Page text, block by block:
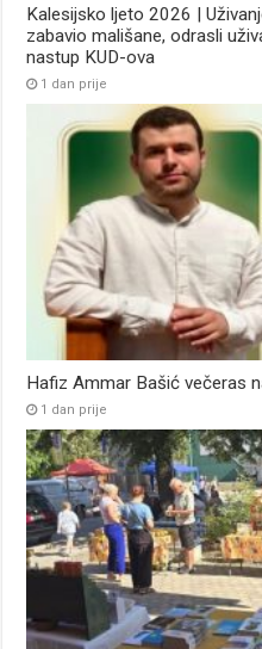
Kalesijsko ljeto 2026 |
zabavio mališane, odrasli
nastup KUD-ova
1 dan prije
Hafiz Ammar Bašić večeras
1 dan prije